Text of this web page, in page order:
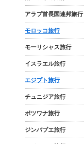
アラブ首長国連邦旅行
モロッコ旅行
モーリシャス旅行
イスラエル旅行
エジプト旅行
チュニジア旅行
ボツワナ旅行
ジンバブエ旅行